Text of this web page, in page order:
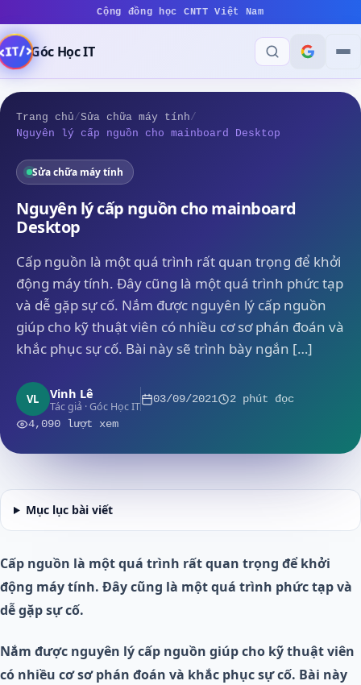
Cộng đồng học CNTT Việt Nam
Góc Học IT
Trang chủ/Sửa chữa máy tính/
Nguyên lý cấp nguồn cho mainboard Desktop
Sửa chữa máy tính
Nguyên lý cấp nguồn cho mainboard
Desktop
Cấp nguồn là một quá trình rất quan trọng để khởi
động máy tính. Đây cũng là một quá trình phức tạp
và dễ gặp sự cố. Nắm được nguyên lý cấp nguồn
giúp cho kỹ thuật viên có nhiều cơ sơ phán đoán và
khắc phục sự cố. Bài này sẽ trình bày ngắn […]
VL Vinh Lê
Tác giả · Góc Học IT
03/09/2021 2 phút đọc
4,090 lượt xem
Mục lục bài viết
Cấp nguồn là một quá trình rất quan trọng để khởi
động máy tính. Đây cũng là một quá trình phức tạp và
dễ gặp sự cố.
Nắm được nguyên lý cấp nguồn giúp cho kỹ thuật viên
có nhiều cơ sơ phán đoán và khắc phục sự cố. Bài này